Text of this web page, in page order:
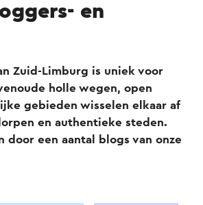
en
Zuid-Limburg is uniek voor
holle wegen, open
gebieden wisselen elkaar af
en authentieke steden.
door een aantal blogs van onze